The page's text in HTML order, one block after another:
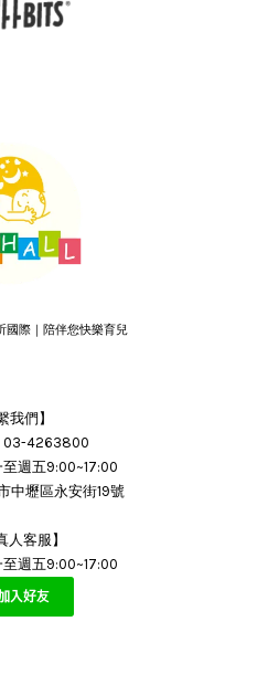
際｜陪伴您快樂育兒
我們】
03-4263800
週五9:00~17:00
中壢區永安街19號
人客服】
週五9:00~17:00